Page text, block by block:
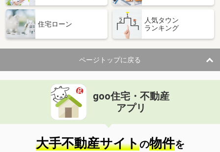
長野県長野市大字稲葉
住 所
長野県長野市大字稲葉
専有面積 26.08m²
間取り
1K
長野県佐久市佐久平駅北
価 格
住 所
長野県佐久市佐久平駅北
専有面積 20.28m²
間取り
1K
住宅ローン
人気タウン
ランキング
ページトップに戻る
goo住宅・不動産
アプリ
大手不動産サイトの物件を